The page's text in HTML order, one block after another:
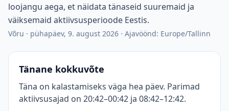
loojangu aega, et näidata tänaseid suuremaid ja
väiksemaid aktiivsusperioode Eestis.
Võru · pühapäev, 9. august 2026 · Ajavöönd: Europe/Tallinn
Tänane kokkuvõte
Täna on kalastamiseks väga hea päev. Parimad
aktiivsusajad on 20:42–00:42 ja 08:42–12:42.